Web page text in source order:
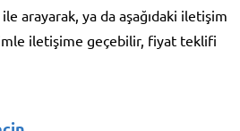
arayarak, ya da aşağıdaki iletişim
iletişime geçebilir, fiyat teklifi